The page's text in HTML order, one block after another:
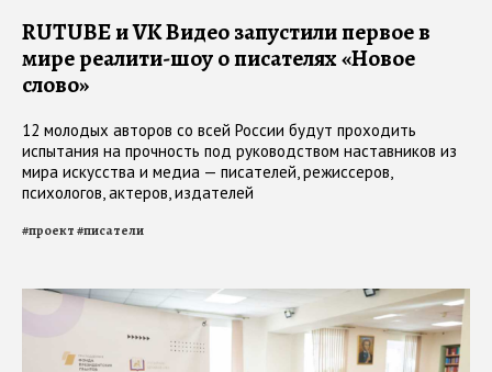
RUTUBE и VK Видео запустили первое в
мире реалити-шоу о писателях «Новое
слово»
12 молодых авторов со всей России будут проходить
испытания на прочность под руководством наставников из
мира искусства и медиа — писателей, режиссеров,
психологов, актеров, издателей
#проект#писатели